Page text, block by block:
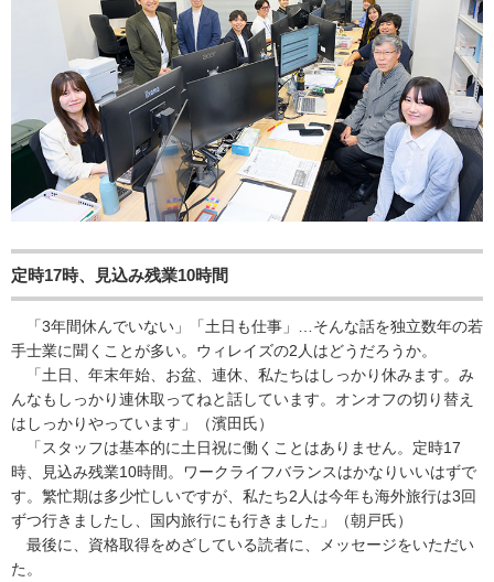
定時17時、見込み残業10時間
「3年間休んでいない」「土日も仕事」…そんな話を独立数年の若
手士業に聞くことが多い。ウィレイズの2人はどうだろうか。
「土日、年末年始、お盆、連休、私たちはしっかり休みます。み
んなもしっかり連休取ってねと話しています。オンオフの切り替え
はしっかりやっています」（濱田氏）
「スタッフは基本的に土日祝に働くことはありません。定時17
時、見込み残業10時間。ワークライフバランスはかなりいいはずで
す。繁忙期は多少忙しいですが、私たち2人は今年も海外旅行は3回
ずつ行きましたし、国内旅行にも行きました」（朝戸氏）
最後に、資格取得をめざしている読者に、メッセージをいただい
た。